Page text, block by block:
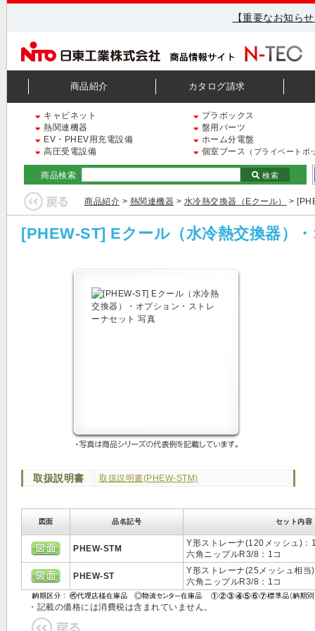
【重要なお知ら
商品紹介 カタログ請求
キャビネット
プラボックス
熱関連機器
盤用パーツ
EV・PHEV用充電設備
ホーム分電盤
高圧受電設備
個室ブース （プライベートボ
商品検索 検索
商品紹介 > 熱関連機器 > 水冷熱交換器（Eクール） >
[PHEW-ST] Eクール（水冷熱交換器）
取扱説明書 取扱説明書(PHEW-STM)
図面 品名記号 セット内容
PHEW-STM
Y形ストレーナ(120メッシュ)：
六角ニップルR3/8：1コ
PHEW-ST
Y形ストレーナ(25メッシュ相当
六角ニップルR3/8：1コ
・記載の価格には消費税は含まれていません。